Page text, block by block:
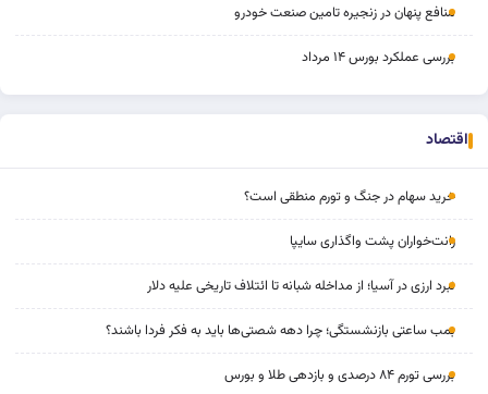
منافع پنهان در زنجیره تامین صنعت خودرو
بررسی عملکرد بورس ۱۴ مرداد
اقتصاد
خرید سهام در جنگ و تورم منطقی است؟
رانت‌خواران پشت واگذاری سایپا
نبرد ارزی در آسیا؛ از مداخله‌ شبانه تا ائتلاف تاریخی علیه دلار
بمب ساعتی بازنشستگی؛ چرا دهه شصتی‌ها باید به فکر فردا باشند؟
بررسی تورم ۸۴ درصدی و بازدهی طلا و بورس